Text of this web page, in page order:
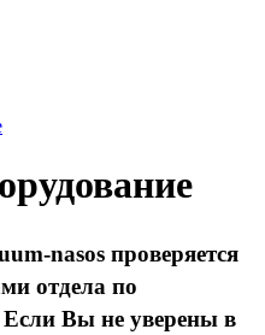
-nasos проверяется
отдела по
Вы не уверены в